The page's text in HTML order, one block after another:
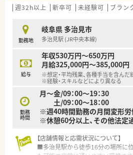
を目指すことができます。
十分に可能な環境です。
■昇給は年に1回実施され、個人の
て給与に反映されます。
【やりがい/おすすめポイント】
■地域のかかりつけ薬局として患
を築けることに喜びを感じます。
■最新機器の活用により業務負担
きる点にやりがいがあります。
■自身の頑張りが正当に評価され
れる環境がモチベーションです。
週32h以上 新卒可 未経験可 ブラン
勤務地
岐阜県 多治見市
多治見駅 (JR中央本線)
給与
年収530万円～650万円
月給325,000円～385,000円
※想定・平均残業、各種手当を含んだ
※経験・スキルなどにより異なる
勤務
時間
月～金/09：00～19：30
土/09：00～18：00
※週40時間勤務の月間変形労
※休憩60分以上、その他法定
【店舗情報と応需状況について】
■多治見駅から徒歩16分の場所に